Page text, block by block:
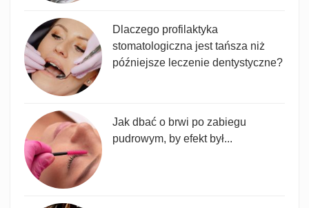
Dlaczego profilaktyka
stomatologiczna jest tańsza niż
późniejsze leczenie dentystyczne?
Jak dbać o brwi po zabiegu
pudrowym, by efekt był...